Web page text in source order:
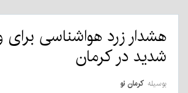
هشدار زرد هواشناسی
شدید در کرمان
بوسیله کرمان نو